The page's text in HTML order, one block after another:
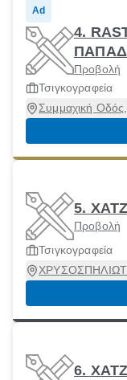
Ad
4.
Προβολή
Τσιγκογραφεία
Συμμαχική
5.
Προβολή
Τσιγκογραφεία
6.